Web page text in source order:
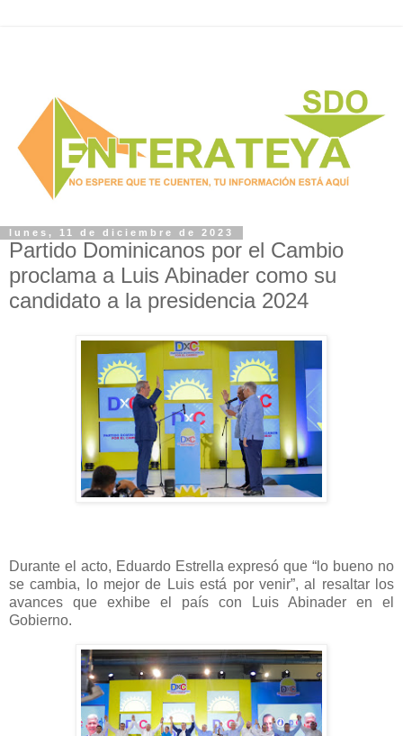
lunes, 11 de diciembre de 2023
Partido Dominicanos por el Cambio
proclama a Luis Abinader como su
candidato a la presidencia 2024
Durante el acto, Eduardo Estrella expresó que “lo bueno no
se cambia, lo mejor de Luis está por venir”, al resaltar los
avances que exhibe el país con Luis Abinader en el
Gobierno.